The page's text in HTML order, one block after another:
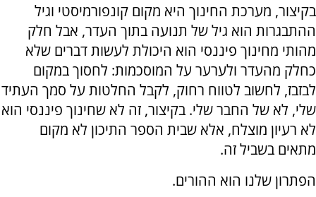
בקיצור, מערכת החינוך היא מקום קונפורמיסטי וגיל
ההתבגרות הוא גיל של תנועה בתוך העדר, אבל חלק
מהותי מחינוך פיננסי הוא היכולת לעשות דברים שלא
כחלק מהעדר ולערער על המוסכמות: לחסוך במקום
לבזבז, לחשוב לטווח רחוק, לקבל החלטות על סמך העתיד
שלי, לא של החבר שלי. בקיצור, זה לא שחינוך פיננסי הוא
לא רעיון מוצלח, אלא שבית הספר התיכון לא מקום
מתאים בשביל זה.
הפתרון שלנו הוא ההורים.